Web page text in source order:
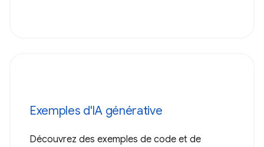
Exemples d'IA générative
Découvrez des exemples de code et de